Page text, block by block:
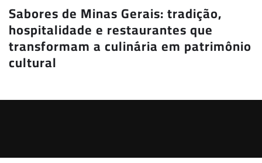
Sabores de Minas Gerais: tradição,
hospitalidade e restaurantes que
transformam a culinária em patrimônio
cultural